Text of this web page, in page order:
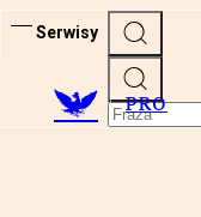
Serwisy
PRO